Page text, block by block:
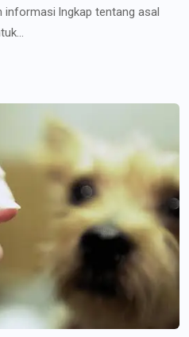
informasi lngkap tentang asal